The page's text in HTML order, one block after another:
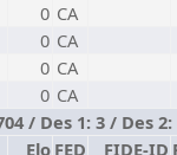
0 CA
0 CA
0 CA
0 CA
/ Des 1: 3 / Des 2:
Elo FED FIDE-ID